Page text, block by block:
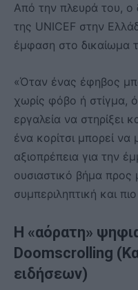
Από την πλευρά του,
της UNICEF στην
έμφαση στο δικαίωμα
«Όταν ένας έφηβος
χωρίς φόβο ή στίγμα,
εργαλεία να στηρίξει
ένα κορίτσι μπορεί να
αξιοπρέπεια για την
ουσιαστικό βήμα προς
συμπεριληπτική και
Η «αόρατη»
Doomscrolling
ειδήσεων)